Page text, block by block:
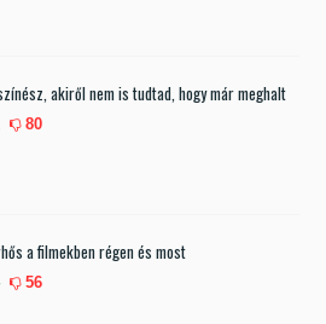
akiről nem is tudtad, hogy már meghalt
80
a filmekben régen és most
56